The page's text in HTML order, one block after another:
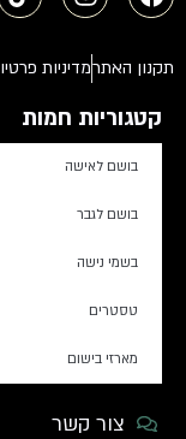
תקנון האתרמדיניות פרטיות
קטגוריות חמות
בושם לאישה
בושם לגבר
בשמי נישה
טסטרים
מארזי בישום
צור קשר